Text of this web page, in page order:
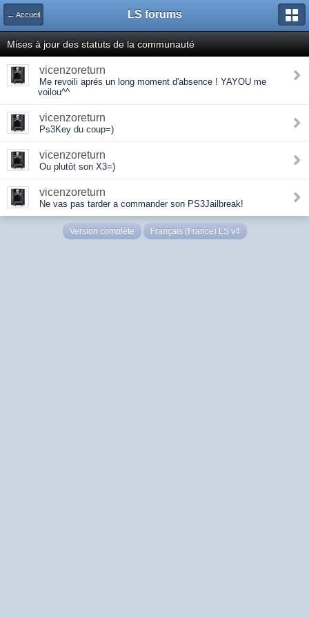
← Accueil LS forums
Mises à jour des statuts de la communauté
vicenzoreturn
Me revoili aprés un long moment d'absence ! YAYOU me
voilou^^
vicenzoreturn
Ps3Key du coup=)
vicenzoreturn
Ou plutôt son X3=)
vicenzoreturn
Ne vas pas tarder a commander son PS3Jailbreak!
Version complète Français (France) LS v4